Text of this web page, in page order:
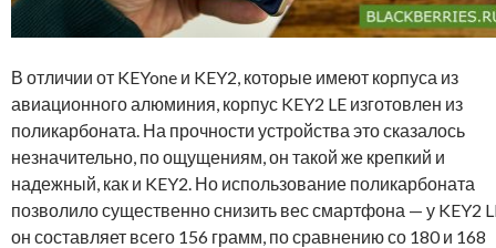
В отличии от KEYone и KEY2, которые имеют корпуса из
авиационного алюминия, корпус KEY2 LE изготовлен из
поликарбоната. На прочности устройства это сказалось
незначительно, по ощущениям, он такой же крепкий и
надежный, как и KEY2. Но использование поликарбоната
позволило существенно снизить вес смартфона — у KEY2
он составляет всего 156 грамм, по сравнению со 180 и 168